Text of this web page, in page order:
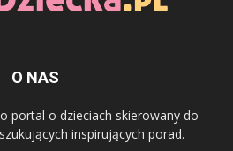
O NAS
portal o dzieciach skierowany do
inspirujących porad.